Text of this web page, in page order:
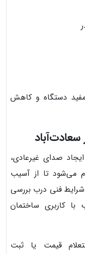
دستگاه و کاهش
سعادت‌آباد
صدای غیرعادی،
می‌شود تا از آسیب
شرایط فنی درب بررسی
با کاربری ساختمان
قیمت یا ثبت